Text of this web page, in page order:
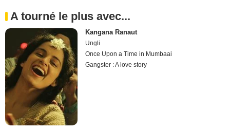
A tourné le plus avec...
Kangana Ranaut
Ungli
Once Upon a Time in Mumbaai
Gangster : A love story